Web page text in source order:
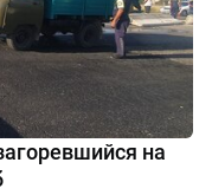
на